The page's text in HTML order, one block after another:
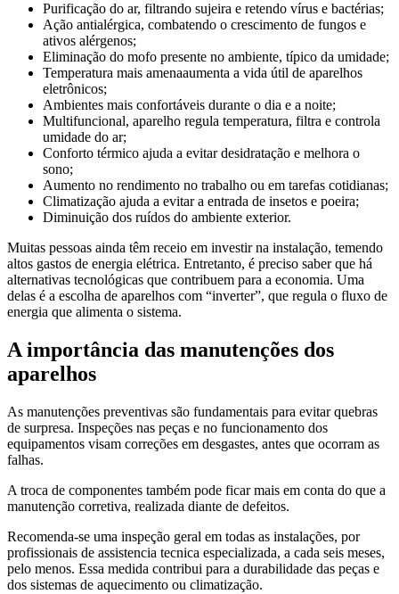
Purificação do ar, filtrando sujeira e retendo vírus e bactérias;
Ação antialérgica, combatendo o crescimento de fungos e
ativos alérgenos;
Eliminação do mofo presente no ambiente, típico da umidade;
Temperatura mais amenaaumenta a vida útil de aparelhos
eletrônicos;
Ambientes mais confortáveis durante o dia e a noite;
Multifuncional, aparelho regula temperatura, filtra e controla
umidade do ar;
Conforto térmico ajuda a evitar desidratação e melhora o
sono;
Aumento no rendimento no trabalho ou em tarefas cotidianas;
Climatização ajuda a evitar a entrada de insetos e poeira;
Diminuição dos ruídos do ambiente exterior.
Muitas pessoas ainda têm receio em investir na instalação, temendo
altos gastos de energia elétrica. Entretanto, é preciso saber que há
alternativas tecnológicas que contribuem para a economia. Uma
delas é a escolha de aparelhos com “inverter”, que regula o fluxo de
energia que alimenta o sistema.
A importância das manutenções dos
aparelhos
As manutenções preventivas são fundamentais para evitar quebras
de surpresa. Inspeções nas peças e no funcionamento dos
equipamentos visam correções em desgastes, antes que ocorram as
falhas.
A troca de componentes também pode ficar mais em conta do que a
manutenção corretiva, realizada diante de defeitos.
Recomenda-se uma inspeção geral em todas as instalações, por
profissionais de assistencia tecnica especializada, a cada seis meses,
pelo menos. Essa medida contribui para a durabilidade das peças e
dos sistemas de aquecimento ou climatização.